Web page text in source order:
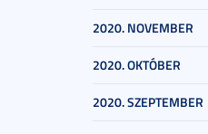
2020. NOVEMBER
2020. OKTÓBER
2020. SZEPTEMBER